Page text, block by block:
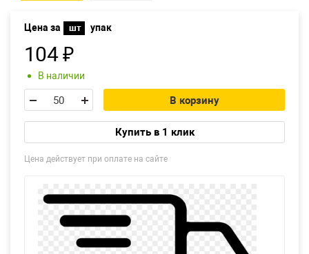
Цена за шт упак
104₽
В наличии
В корзину
Купить в 1 клик
Цена действует при оплате на сайте